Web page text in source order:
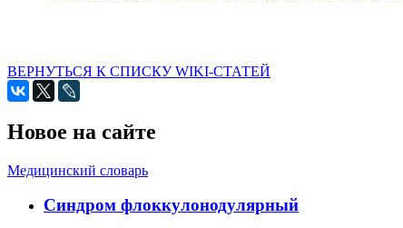
ВЕРНУТЬСЯ К СПИСКУ WIKI-СТАТЕЙ
Новое на сайте
Медицинский словарь
Cиндром флоккулонодулярный